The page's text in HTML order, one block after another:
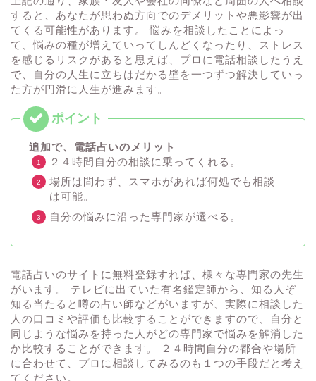
すると、あなたが思わぬ方向でのデメリットや悪影響が出
てくる可能性があります。 悩みを相談したことによっ
て、悩みの種が増えていってしんどくなったり、ストレス
を感じるリスクがあると思えば、プロに電話相談したうえ
で、自分の人生に立ちはだかる壁を一つずつ解決していっ
た方が円滑に人生が進みます。
追加で、電話占いのメリット
２４時間自分の相談に乗ってくれる。
場所は問わず、スマホがあれば何処でも相談
は可能。
自分の悩みに沿った専門家が選べる。
電話占いのサイトに無料登録すれば、様々な専門家の先生
がいます。 テレビに出ていた有名鑑定師から、知る人ぞ
知る当たると噂の占い師などがいますが、実際に相談した
人の口コミや評価も比較することができますので、自分と
同じような悩みを持った人がどの専門家で悩みを解消した
か比較することができます。 ２４時間自分の都合や場所
に合わせて、プロに相談してみるのも１つの手段だと考え
てください。